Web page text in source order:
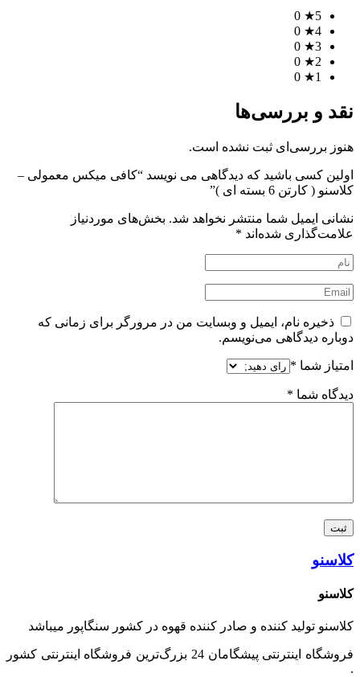
5★
0
4★
0
3★
0
2★
0
1★
0
نقد و بررسی‌ها
هنوز بررسی‌ای ثبت نشده است.
اولین کسی باشید که دیدگاهی می نویسد “کافی میکس معمولی –
کلاسنو ( کارتن 6 بسته ای )”
نشانی ایمیل شما منتشر نخواهد شد. بخش‌های موردنیاز
علامت‌گذاری شده‌اند *
ذخیره نام، ایمیل و وبسایت من در مرورگر برای زمانی که
دوباره دیدگاهی می‌نویسم.
امتیاز شما *
دیدگاه شما *
کلاسنو
کلاسنو
کلاسنو تولید کننده و صادر کننده قهوه در کشور سنگاپور میباشد
فروشگاه اینترنتی پیشگامان 24 بزرگ‌ترین فروشگاه اینترنتی کشور
.